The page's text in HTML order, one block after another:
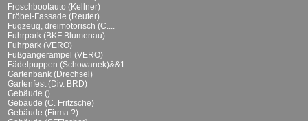
Froschbootauto (Kellner)
Fröbel-Fassade (Reuter)
Fugzeug, dreimotorisch (C....
Fuhrpark (BKF Blumenau)
Fuhrpark (VERO)
Fußgängerampel (VERO)
Fädelpuppen (Schowanek)&&1
Gartenbank (Drechsel)
Gartenfest (Div. BRD)
Gebäude ()
Gebäude (C. Fritzsche)
Gebäude (Firma ?)